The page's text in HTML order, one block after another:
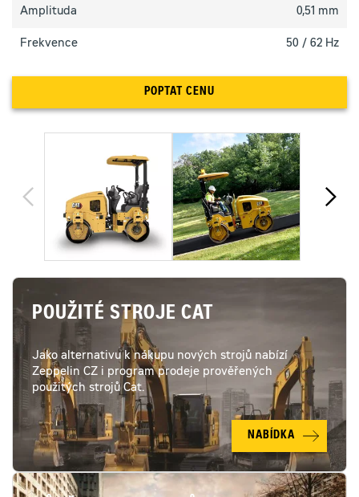
Amplituda 0,51 mm
Frekvence 50 / 62 Hz
POPTAT CENU
POUŽITÉ STROJE CAT
Jako alternativu k nákupu nových strojů nabízí
Zeppelin CZ i program prodeje prověřených
použitých strojů Cat.
NABÍDKA